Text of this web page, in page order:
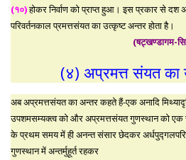
(१०)होकर निर्वाण को प्राप्त हुआ। इस प्रकार से दश
परिवर्तनकाल प्रमत्तसंयत का उत्कृष्ट अन्तर होता है।
(षट्खण्डागम-
(४) अप्रमत्त संयत का
अब अप्रमत्तसंयत का अन्तर कहते हैं-एक अनादि
उपशमसम्यक्त्व को और अप्रमत्तसंयत गुणस्थान को एक
के प्रथम समय में ही अनन्त संसार छेदकर
गुणस्थान में अन्तर्मुहूर्त रहकर